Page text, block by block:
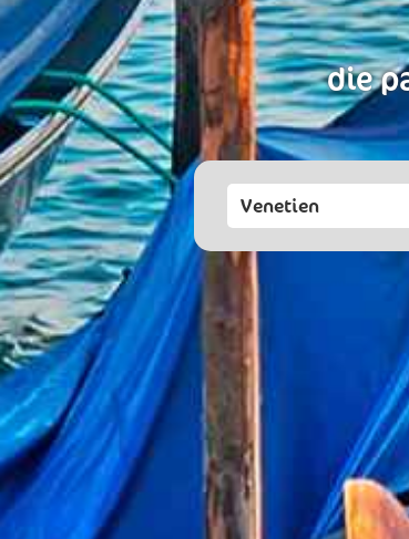
die
Venetien